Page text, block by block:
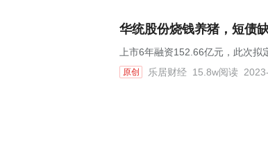
华统股份烧钱养猪，短债
上市6年融资152.66亿元，此次拟
原创 乐居财经 15.8w阅读